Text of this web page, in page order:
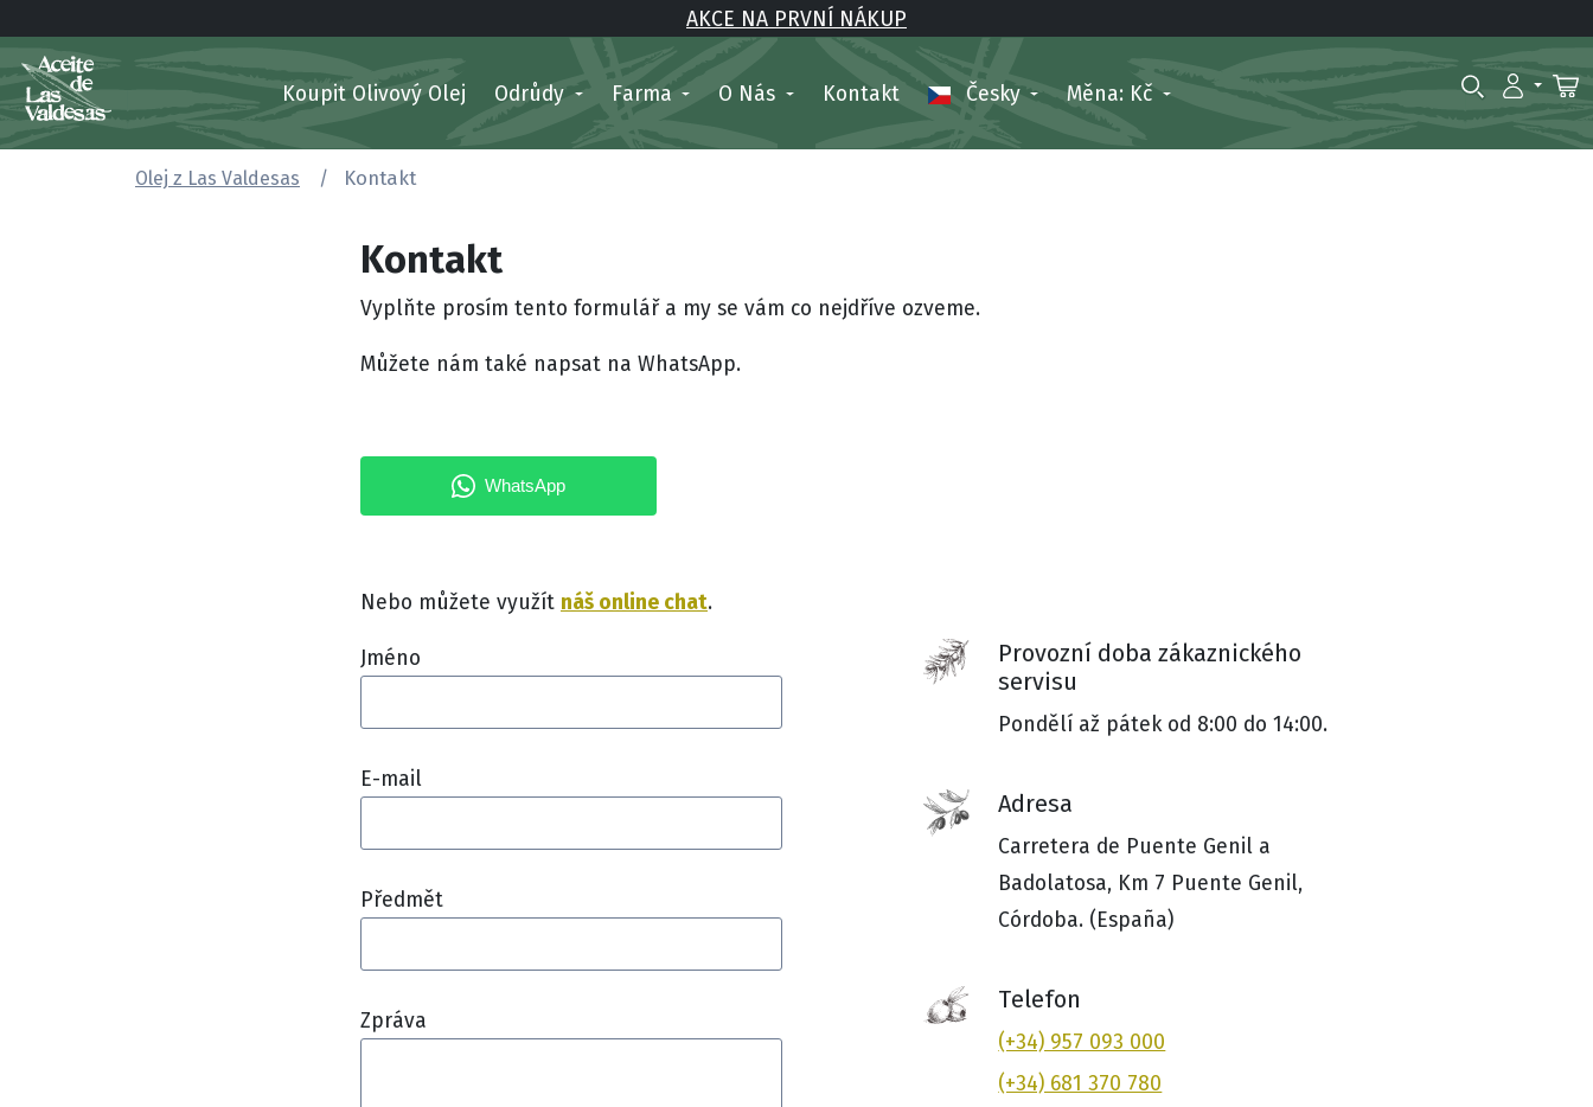
AKCE NA PRVNÍ NÁKUP
Koupit Olivový Olej Odrůdy Farma O Nás Kontakt Česky Měna: Kč
Olej z Las Valdesas Kontakt
Kontakt
Vyplňte prosím tento formulář a my se vám co nejdříve ozveme.
Můžete nám také napsat na WhatsApp.
Nebo můžete využít náš online chat.
Jméno
E-mail
Předmět
Zpráva
Provozní doba zákaznického
servisu
Pondělí až pátek od 8:00 do 14:00.
Adresa
Carretera de Puente Genil a
Badolatosa, Km 7 Puente Genil,
Córdoba. (España)
Telefon
(+34) 957 093 000
(+34) 681 370 780